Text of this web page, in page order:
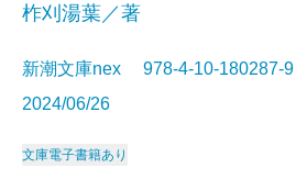
柞刈湯葉／著
新潮文庫nex 978-4-10-
2024/06/26
文庫電子書籍あり